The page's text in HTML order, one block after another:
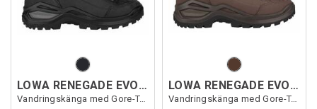
LOWA RENEGADE EVO GTX MID WS
Vandringskänga med Gore-Tex dam
LOWA RENEGADE EVO GTX MID WS
Vandringskänga med Gore-Tex dam